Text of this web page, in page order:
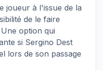
joueur à l'issue de la
de le faire
option qui
si Sergino Dest
lors de son passage